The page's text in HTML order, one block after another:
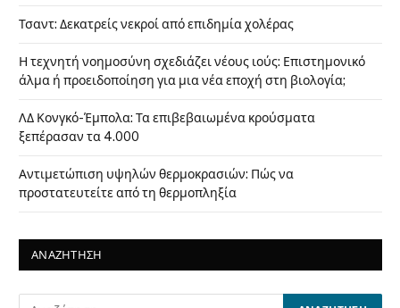
Τσαντ: Δεκατρείς νεκροί από επιδημία χολέρας
Η τεχνητή νοημοσύνη σχεδιάζει νέους ιούς: Επιστημονικό
άλμα ή προειδοποίηση για μια νέα εποχή στη βιολογία;
ΛΔ Κονγκό-Έμπολα: Τα επιβεβαιωμένα κρούσματα
ξεπέρασαν τα 4.000
Αντιμετώπιση υψηλών θερμοκρασιών: Πώς να
προστατευτείτε από τη θερμοπληξία
ΑΝΑΖΗΤΗΣΗ